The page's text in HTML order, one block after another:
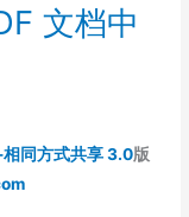
文档中
同方式共享 3.0版